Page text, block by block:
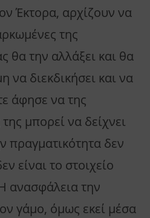
Έκτορα, αρχίζουν να
της
θα την αλλάξει και θα
να διεκδικήσει και να
άφησε να της
μπορεί να δείχνει
πραγματικότητα δεν
είναι το στοιχείο
ανασφάλεια την
γάμο, όμως εκεί μέσα